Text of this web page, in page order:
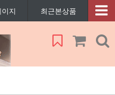
지 최근본상품